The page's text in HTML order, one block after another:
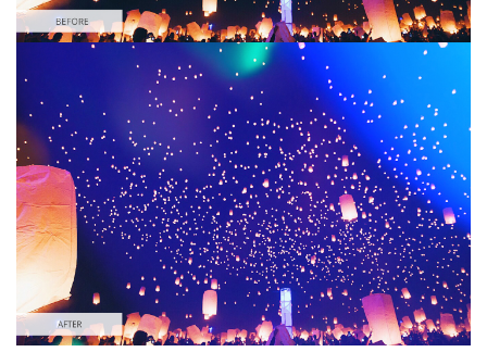
Proszę wybrać
Free Light Leak Overlay #3
Light Leaks Effect
Darmowe Pobieranie